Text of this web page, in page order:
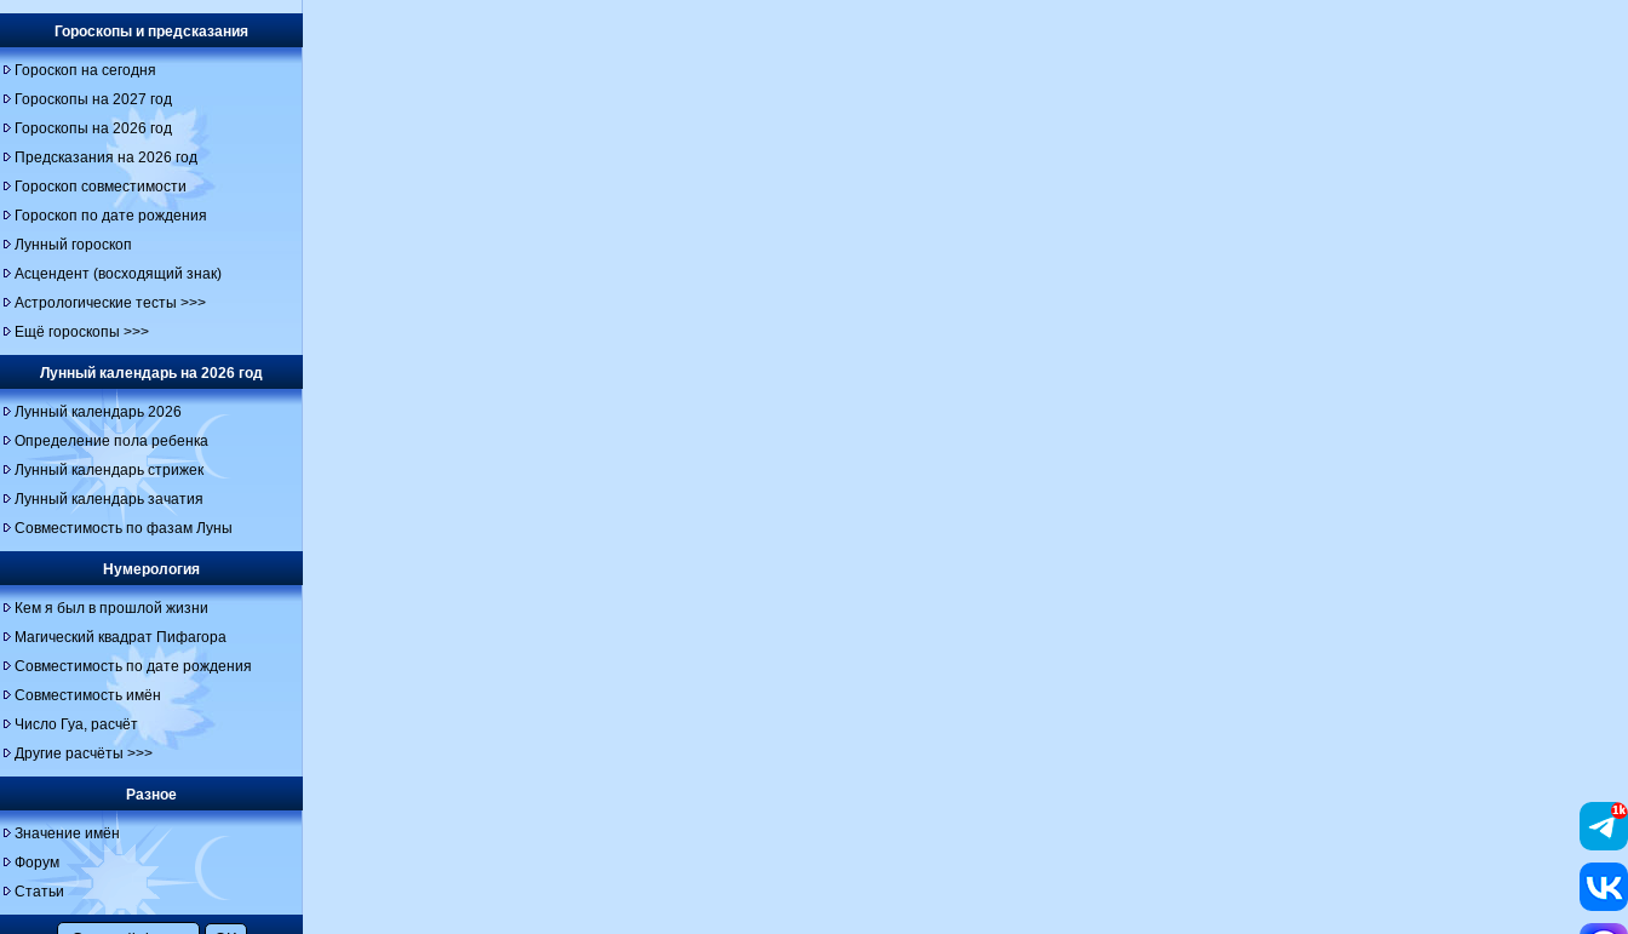
Гороскопы и предсказания
Гороскоп на сегодня
Гороскопы на 2027 год
Гороскопы на 2026 год
Предсказания на 2026 год
Гороскоп совместимости
Гороскоп по дате рождения
Лунный гороскоп
Асцендент (восходящий знак)
Астрологические тесты >>>
Ещё гороскопы >>>
Лунный календарь на 2026 год
Лунный календарь 2026
Определение пола ребенка
Лунный календарь стрижек
Лунный календарь зачатия
Совместимость по фазам Луны
Нумерология
Кем я был в прошлой жизни
Магический квадрат Пифагора
Совместимость по дате рождения
Совместимость имён
Число Гуа, расчёт
Другие расчёты >>>
Разное
Значение имён
Форум
Статьи